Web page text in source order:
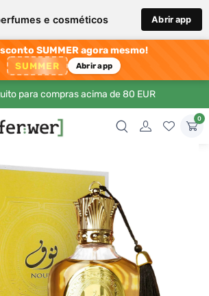
e cosméticos Abrir app
SUMMER agora mesmo!
SUMMER Abrir app
para compras acima de 80 EUR
0